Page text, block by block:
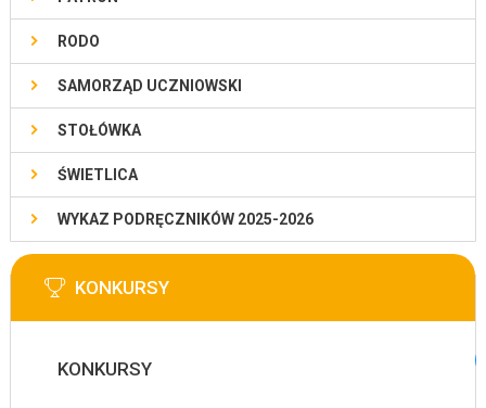
RODO
SAMORZĄD UCZNIOWSKI
STOŁÓWKA
ŚWIETLICA
WYKAZ PODRĘCZNIKÓW 2025-2026
KONKURSY
KONKURSY